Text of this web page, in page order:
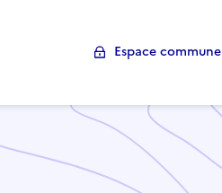
Espace commune